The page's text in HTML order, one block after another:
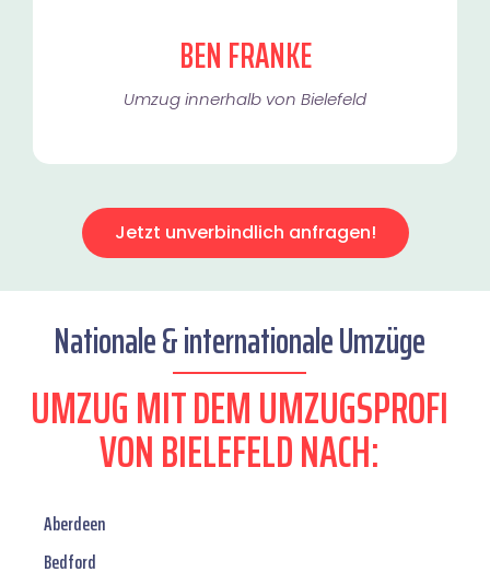
BEN FRANKE
Umzug innerhalb von Bielefeld​
Jetzt unverbindlich anfragen!
Nationale & internationale Umzüge
UMZUG MIT DEM UMZUGSPROFI
VON BIELEFELD NACH:
Aberdeen
Bedford